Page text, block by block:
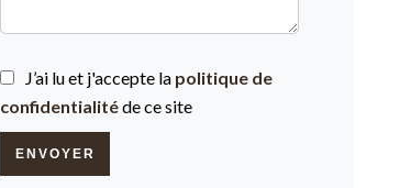
J’ai lu et j'accepte la politique de
confidentialitéde ce site
ENVOYER